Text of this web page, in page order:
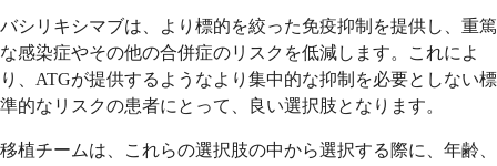
バシリキシマブは、より標的を絞った免疫抑制を提供し、重篤
な感染症やその他の合併症のリスクを低減します。これによ
り、ATGが提供するようなより集中的な抑制を必要としない標
準的なリスクの患者にとって、良い選択肢となります。
移植チームは、これらの選択肢の中から選択する際に、年齢、